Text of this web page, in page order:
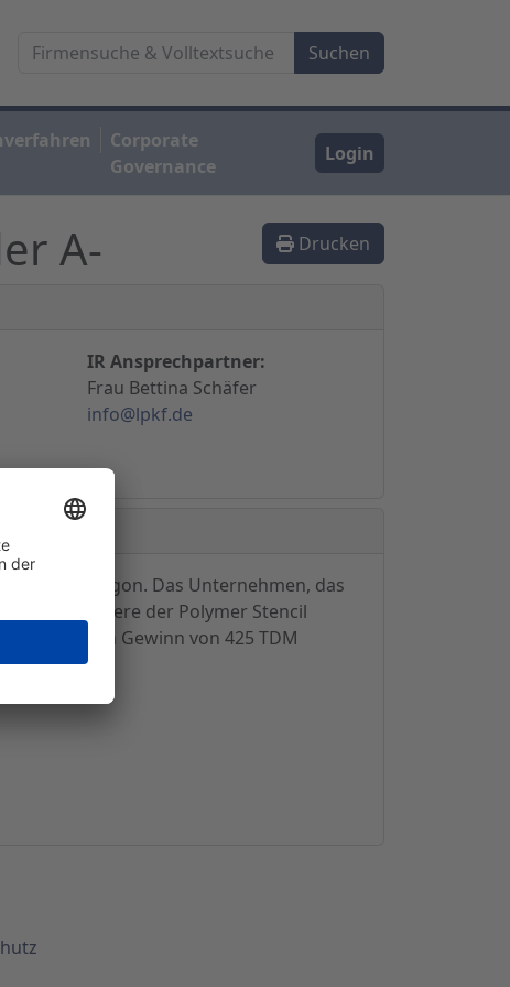
Corporate
Governance
Login
Drucken
A-
IR Ansprechpartner:
Frau Bettina Schäfer
info@lpkf.de
Inc. in Oregon. Das Unternehmen, das
insbesondere der Polymer Stencil
DM und ein Gewinn von 425 TDM